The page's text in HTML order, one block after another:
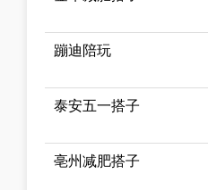
蹦迪陪玩
泰安五一搭子
亳州减肥搭子